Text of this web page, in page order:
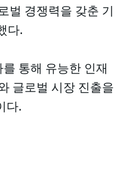
벌 경쟁력을 갖춘 기
다.
통해 유능한 인재
글로벌 시장 진출을
다.